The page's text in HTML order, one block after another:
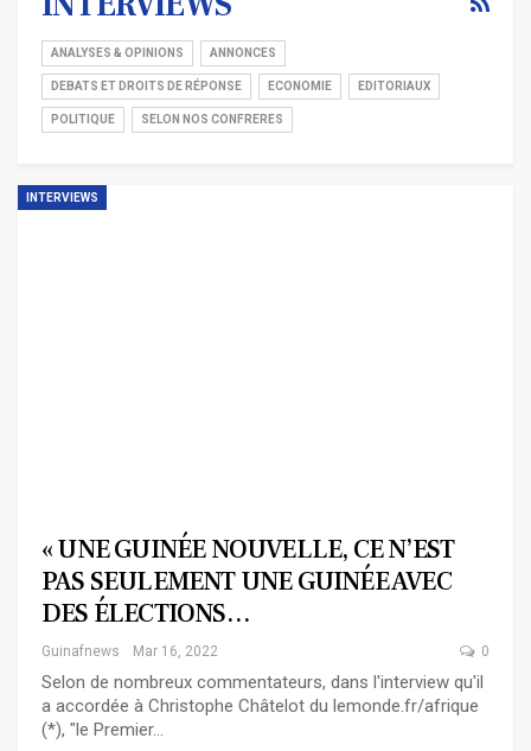
ANALYSES & OPINIONS ANNONCES
DEBATS ET DROITS DE RÉPONSE ECONOMIE EDITORIAUX
POLITIQUE SELON NOS CONFRERES
INTERVIEWS
« UNE GUINÉE NOUVELLE, CE N’EST
PAS SEULEMENT UNE GUINÉE AVEC
DES ÉLECTIONS…
Guinafnews Mar 16, 2022 0
Selon de nombreux commentateurs, dans l'interview qu'il
a accordée à Christophe Châtelot du lemonde.fr/afrique
(*), "le Premier…